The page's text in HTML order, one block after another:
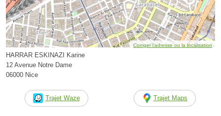
Corriger l’adresse ou la localisation
HARRAR ESKINAZI Karine
12 Avenue Notre Dame
06000 Nice
Trajet Waze Trajet Maps